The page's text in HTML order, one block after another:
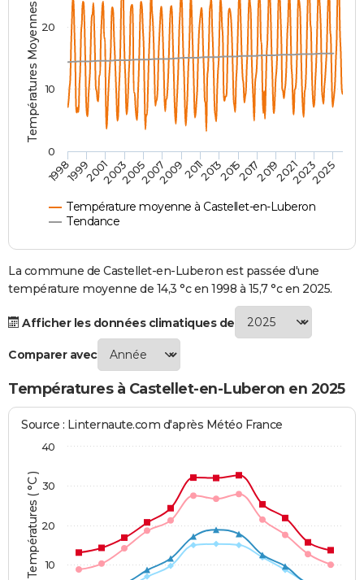
Destinations
City break
Voyage nature
Voyage de noces
Forum
Climat
PHOTO
GUIDES D'ACHAT
BONS PLANS
CARTE DE VOEUX
Carte de Noël
Carte Bonne année
Carte Saint-Valentin
Carte Pâques
Carte d'anniversaire
DICTIONNAIRE
Dictionnaire
Biographies
Citations
Expressions
Proverbes
PROGRAMME TV
COPAINS D'AVANT
S'inscrire
Se connecter
Lycées
Collèges
Primaires
Universités
Entreprises
Service militaire
Avis de recherche
AVIS DE DÉCÈS
FORUM
Températures Moyennes ( °C )
Température moyenne à Castellet-en-Luberon
Tendance
199819992001200320052007200920112013201520172019202120232025
0
10
20
La commune de Castellet-en-Luberon est passée d'une
température moyenne de 14,3 °c en 1998 à 15,7 °c en 2025.
Afficher les données climatiques de
Comparer avec
Températures à Castellet-en-Luberon en 2025
Températures ( °C )
Source : Linternaute.com d'après Météo France
10
20
30
40